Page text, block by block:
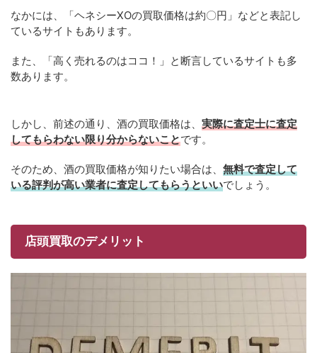
なかには、「ヘネシーXOの買取価格は約〇円」などと表記し
ているサイトもあります。
また、「高く売れるのはココ！」と断言しているサイトも多
数あります。
しかし、前述の通り、酒の買取価格は、 実際に査定士に査定
してもらわない限り分からないことです。
そのため、酒の買取価格が知りたい場合は、 無料で査定して
いる評判が高い業者に査定してもらうといいでしょう。
店頭買取のデメリット